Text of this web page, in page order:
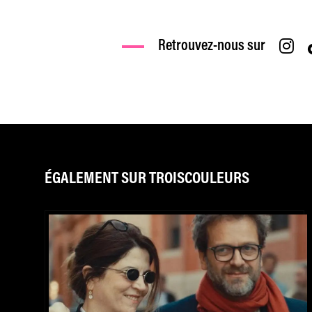
Retrouvez-nous sur
ÉGALEMENT SUR TROISCOULEURS